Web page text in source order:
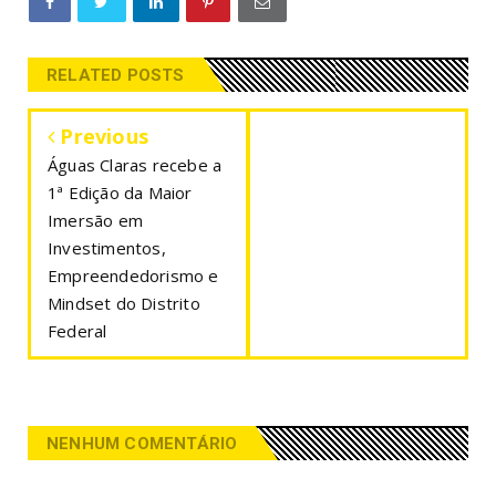
RELATED POSTS
Previous
Águas Claras recebe a
1ª Edição da Maior
Imersão em
Investimentos,
Empreendedorismo e
Mindset do Distrito
Federal
NENHUM COMENTÁRIO